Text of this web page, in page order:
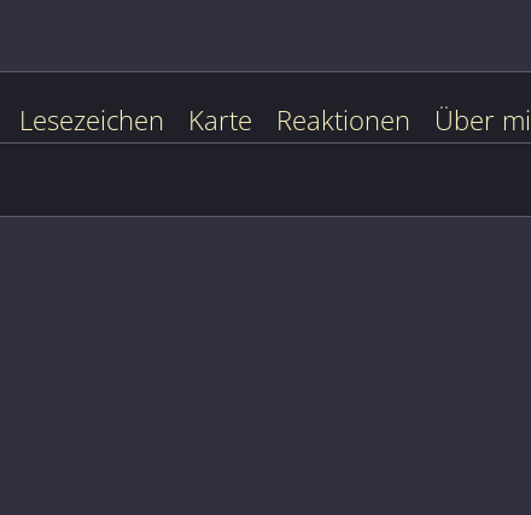
Lesezeichen Karte Reaktionen Über